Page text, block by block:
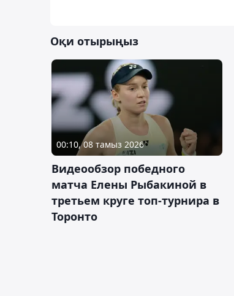
Оқи отырыңыз
00:10, 08 тамыз 2026
Видеообзор победного
матча Елены Рыбакиной в
третьем круге топ-турнира в
Торонто